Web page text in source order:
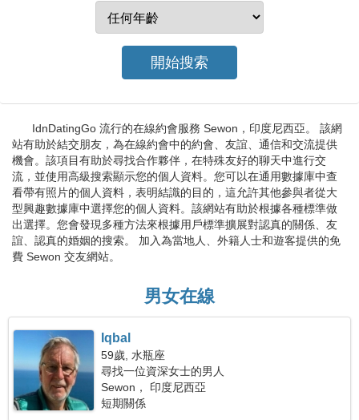
IdnDatingGo 流行的在線約會服務 Sewon，印度尼西亞。 該網
站有助於結交朋友，為在線約會中的約會、友誼、通信和交流提供
機會。該項目有助於尋找合作夥伴，在特殊友好的聊天中進行交
流，並使用高級搜索顯示您的個人資料。您可以在通用數據庫中查
看帶有照片的個人資料，表明結識的目的，這允許其他參與者從大
型興趣數據庫中選擇您的個人資料。該網站有助於根據各種標準做
出選擇。您會發現多種方法來根據用戶標準擴展對認真的關係、友
誼、認真的婚姻的搜索。 加入為當地人、外籍人士和遊客提供的免
費 Sewon 交友網站。
男女在線
Iqbal
59歲, 水瓶座
尋找一位資深女士的男人
Sewon， 印度尼西亞
短期關係